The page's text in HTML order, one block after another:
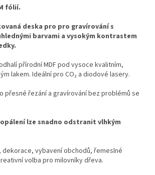
fólií.
deska pro pro gravírování s
barvami a vysokým kontrastem
přírodní MDF pod vysoce kvalitním,
lakem. Ideální pro CO₂ a diodové lasery.
přesné řezání a gravírování bez problémů se
lze snadno odstranit vlhkým
dekorace, vybavení obchodů, řemeslné
volba pro milovníky dřeva.